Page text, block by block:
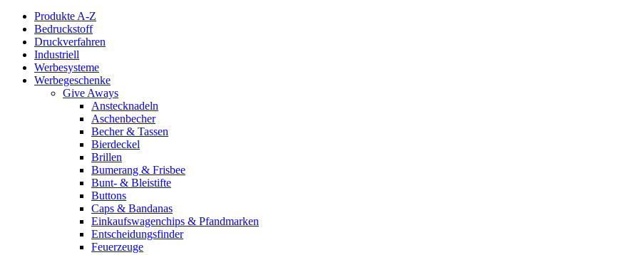
Produkte A-Z
Bedruckstoff
Druckverfahren
Industriell
Werbesysteme
Werbegeschenke
Give Aways
Anstecknadeln
Aschenbecher
Becher & Tassen
Bierdeckel
Brillen
Bumerang & Frisbee
Bunt- & Bleistifte
Buttons
Caps & Bandanas
Einkaufswagenchips & Pfandmarken
Entscheidungsfinder
Feuerzeuge